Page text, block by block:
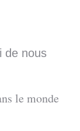
de nous
le monde